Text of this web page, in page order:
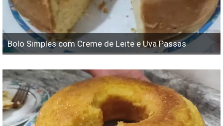
Bolo Simples com Creme de Leite e Uva Passas